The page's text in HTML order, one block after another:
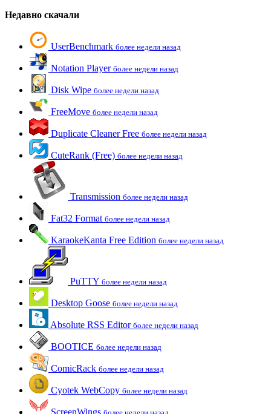
Недавно скачали
UserBenchmark более недели назад
Notation Player более недели назад
Disk Wipe более недели назад
FreeMove более недели назад
Duplicate Cleaner Free более недели назад
CuteRank (Free) более недели назад
Transmission более недели назад
Fat32 Format более недели назад
KaraokeKanta Free Edition более недели назад
PuTTY более недели назад
Desktop Goose более недели назад
Absolute RSS Editor более недели назад
BOOTICE более недели назад
ComicRack более недели назад
Cyotek WebCopy более недели назад
ScreenWings